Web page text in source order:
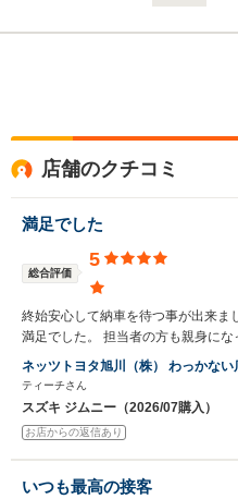
店舗のクチコミ
満足でした
総合評価
5
終始安心して納車を待つ事が出来ま
満足でした。 担当者の方も親身にな
ネッツトヨタ旭川（株） わっかない
ティーチさん
スズキ ジムニー（2026/07購入）
お店からの返信あり
いつも最高の接客